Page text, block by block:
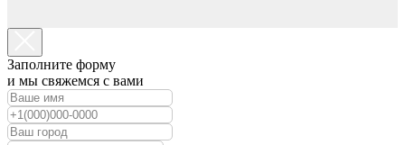
Заполните форму
и мы свяжемся с вами